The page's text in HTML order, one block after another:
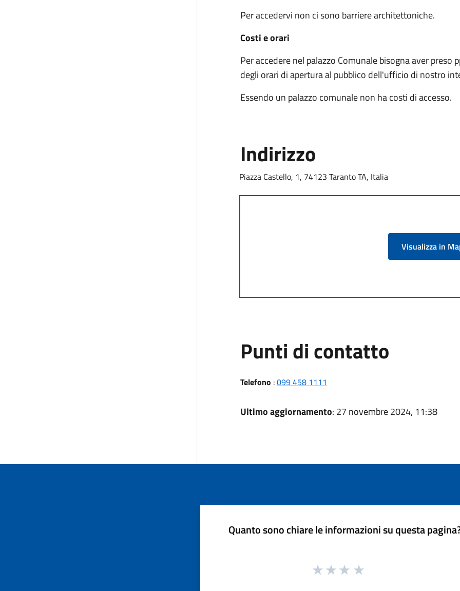
Per accedervi non ci sono barriere architettoniche.
Costi e orari
Per accedere nel palazzo Comunale bisogna aver
degli orari di apertura al pubblico dell'ufficio di nostro
Essendo un palazzo comunale non ha costi di accesso.
Indirizzo
Piazza Castello, 1, 74123 Taranto TA, Italia
Visualizza in
Punti di contatto
Telefono :099 458 1111
Ultimo aggiornamento: 27 novembre 2024, 11:38
Quanto sono chiare le informazioni su questa